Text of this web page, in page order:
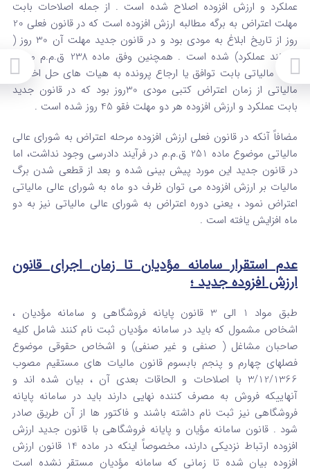
عملکرد و ارزش افزوده اصلاح شده است . از جمله اصلاحات بابت
مهلت اعتراض به برگه مطالبه ارزش افزوده است که در قانون فعلی 20
روز از تاریخ ابلاغ به مودی بود و در قانون جدید مهلت آن 30 روز (
همانند عملکرد) شده است . همچنین وفق ماده 238 ق.م.م مهلت
واحد مالیاتی بابت توافق یا ارجاع پرونده به هیات های حل اختلاف
مالیاتی از زمان اعتراض کتبی مودی 30روز بود که در قانون جدید
بابت عملکرد و ارزش افزوده هر دو مهلت فقو 45 روز شده است .
مضافاً آنکه در قانون فعلی ارزش افزوده مرحله اعتراض به شورای عالی
مالیاتی موضوع ماده 251 ق.م.م در فرآیند دادرسی وجود نداشت، اما
در قانون جدید این مورد پیش بینی شده و بعد از قطعی شدن برگ
مالیات بر ارزش افزوده می توان ظرف دو ماه به شورای عالی مالیاتی
اعتراض نمود ، یعنی دوره اعتراض به شورای عالی مالیاتی نیز به دو
ماه افزایش یافته است .
عدم استقرار سامانه مؤدیان تا زمان اجرای قانون
ارزش افزوده جدید ؛
طبق مواد 1 الی 3 قانون پایانه فروشگاهی و سامانه مؤدیان ،
اشخاص مشمول که باید در سامانه مؤدیان ثبت نام کنند شامل کلیه
صاحبان مشاغل ( صنفی و غیر صنفی) و اشخاص حقوقی موضوع
فصلهای چهارم و پنجم بابسوم قانون مالیات های مستقیم مصوب
3/12/1366 با اصلاحات و الحاقات بعدی آن ، بیان شده اند و
آنهاییکه فروش به مصرف کننده نهایی دارند باید در سامانه پایانه
فروشگاهی نیز ثبت نام داشته باشند و فاکتور ها از آن طریق صادر
شود . قانون سامانه مؤیان و پایانه فروشگاهی با قانون جدید ارزش
افزوده ارتباط نزدیکی دارند، مخصوصاً اینکه در ماده 14 قانون ارزش
افزوده بیان شده تا زمانی که سامانه مؤدیان مستقر نشده است